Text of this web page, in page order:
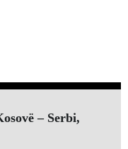
– Serbi,